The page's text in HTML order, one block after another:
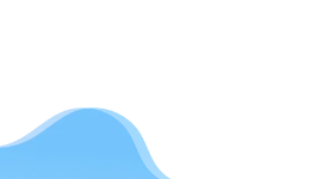
Vai alla Home